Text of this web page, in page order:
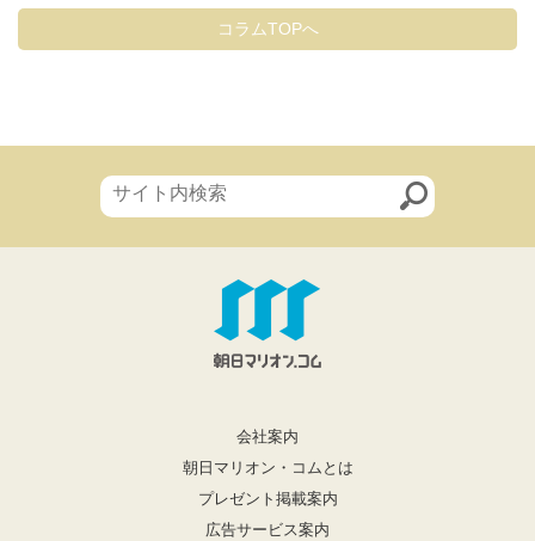
コラムTOPへ
会社案内
朝日マリオン・コムとは
プレゼント掲載案内
広告サービス案内